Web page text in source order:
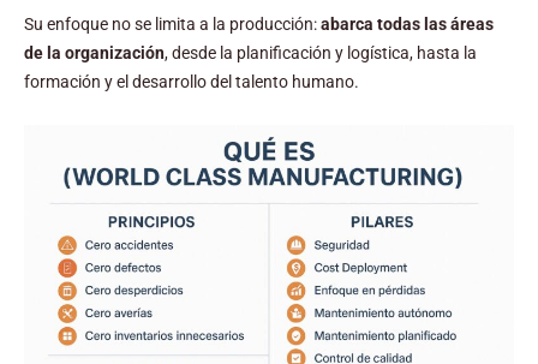
Su enfoque no se limita a la producción:abarca todas las áreas
de la organización, desde la planificación y logística, hasta la
formación y el desarrollo del talento humano.